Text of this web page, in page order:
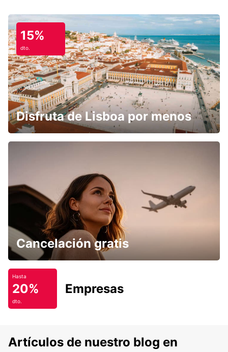
15%
dto.
Disfruta de Lisboa por menos
Cancelación gratis
Hasta
20%
dto.
Empresas
Artículos de nuestro blog en